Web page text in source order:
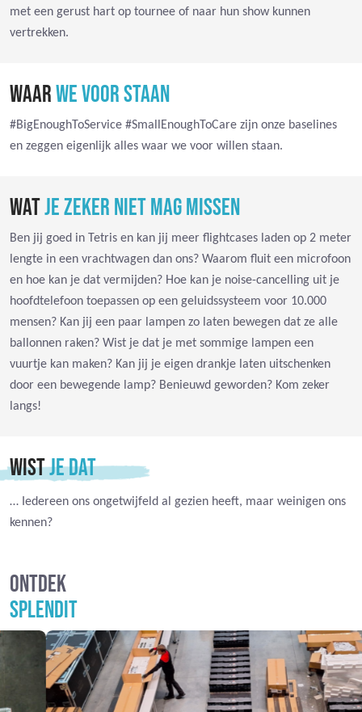
met een gerust hart op tournee of naar hun show kunnen
vertrekken.
WAARWE VOOR STAAN
#BigEnoughToService #SmallEnoughToCare zijn onze baselines
en zeggen eigenlijk alles waar we voor willen staan.
WATJE ZEKER NIET MAG MISSEN
Ben jij goed in Tetris en kan jij meer flightcases laden op 2 meter
lengte in een vrachtwagen dan ons? Waarom fluit een microfoon
en hoe kan je dat vermijden? Hoe kan je noise-cancelling uit je
hoofdtelefoon toepassen op een geluidssysteem voor 10.000
mensen? Kan jij een paar lampen zo laten bewegen dat ze alle
ballonnen raken? Wist je dat je met sommige lampen een
vuurtje kan maken? Kan jij je eigen drankje laten uitschenken
door een bewegende lamp? Benieuwd geworden? Kom zeker
langs!
WISTJE DAT
… Iedereen ons ongetwijfeld al gezien heeft, maar weinigen ons
kennen?
ONTDEK
SPLENDIT